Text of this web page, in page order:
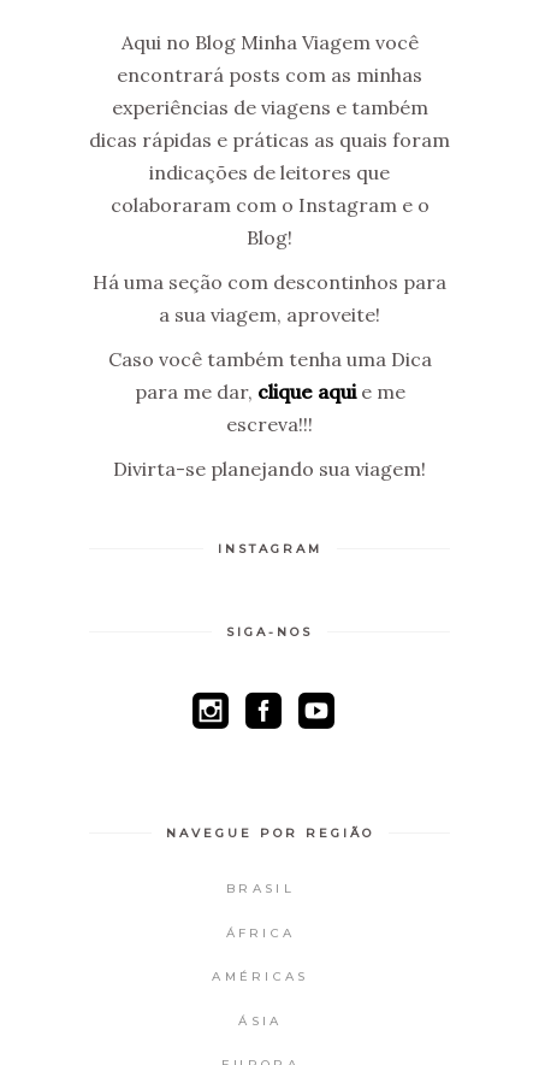
Aqui no Blog Minha Viagem você
encontrará posts com as minhas
experiências de viagens e também
dicas rápidas e práticas as quais foram
indicações de leitores que
colaboraram com o Instagram e o
Blog!
Há uma seção com descontinhos para
a sua viagem, aproveite!
Caso você também tenha uma Dica
para me dar, clique aquie me
escreva!!!
Divirta-se planejando sua viagem!
INSTAGRAM
SIGA-NOS
NAVEGUE POR REGIÃO
BRASIL
ÁFRICA
AMÉRICAS
ÁSIA